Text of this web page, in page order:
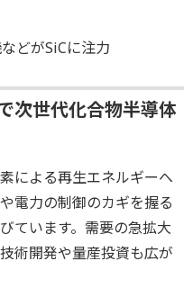
どがSiCに注力
次世代化合物半導体
による再生エネルギーへ
電力の制御のカギを握る
ています。需要の急拡大
術開発や量産投資も広が